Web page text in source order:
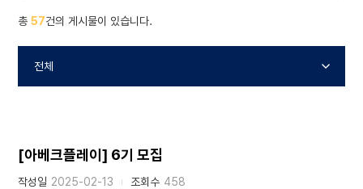
총57건의 게시물이 있습니다.
[아베크플레이] 6기 모집
작성일 2025-02-13 조회수 458